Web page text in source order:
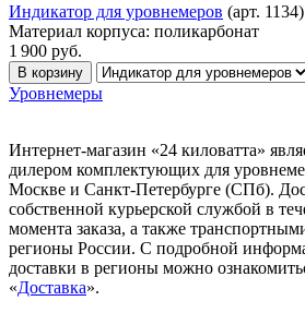
Индикатор для уровнемеров (арт. 1134)
Материал корпуса: поликарбонат
1 900 руб.
В корзину
Уровнемеры
Интернет-магазин «24 киловатта»
дилером комплектующих для
Москве и Санкт-Петербурге (СПб).
собственной курьерской службой в
момента заказа, а также
регионы России. С подробной
доставки в регионы можно
«Доставка».